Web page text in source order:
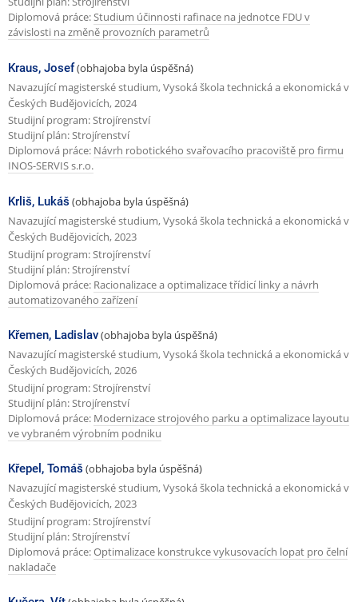
Diplomová práce:Studium účinnosti rafinace na jednotce FDU v
závislosti na změně provozních parametrů
Kraus, Josef(obhajoba byla úspěšná)
Navazující magisterské studium, Vysoká škola technická a ekonomická v
Českých Budějovicích, 2024
Studijní program: Strojírenství
Studijní plán: Strojírenství
Diplomová práce: Návrh robotického svařovacího pracoviště pro firmu
INOS-SERVIS s.r.o.
Krliš, Lukáš (obhajoba byla úspěšná)
Navazující magisterské studium, Vysoká škola technická a ekonomická v
Českých Budějovicích, 2023
Studijní program: Strojírenství
Studijní plán: Strojírenství
Diplomová práce: Racionalizace a optimalizace třídicí linky a návrh
automatizovaného zařízení
Křemen, Ladislav(obhajoba byla úspěšná)
Navazující magisterské studium, Vysoká škola technická a ekonomická v
Českých Budějovicích, 2026
Studijní program: Strojírenství
Studijní plán: Strojírenství
Diplomová práce: Modernizace strojového parku a optimalizace layoutu
ve vybraném výrobním podniku
Křepel, Tomáš (obhajoba byla úspěšná)
Navazující magisterské studium, Vysoká škola technická a ekonomická v
Českých Budějovicích, 2023
Studijní program: Strojírenství
Studijní plán: Strojírenství
Diplomová práce:Optimalizace konstrukce vykusovacích lopat pro čelní
nakladače